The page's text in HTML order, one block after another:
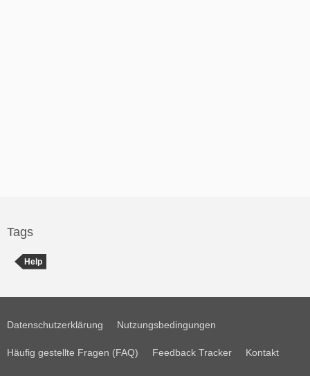
Tags
Help
Datenschutzerklärung Nutzungsbedingungen
Häufig gestellte Fragen (FAQ) Feedback Tracker Kontakt